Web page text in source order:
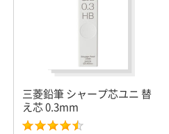
三菱鉛筆 シャープ芯ユニ 替
え芯 0.3mm